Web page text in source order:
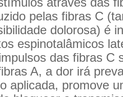
pelas fibras C
dolorosa) é
espinotalâmicos
das fibras C
A, a dor irá
aplicada, promove